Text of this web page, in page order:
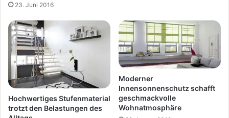
23. Juni 2016
Hochwertiges Stufenmaterial
trotzt den Belastungen des
Moderner
Innensonnenschutz schafft
geschmackvolle
Wohnatmosphäre